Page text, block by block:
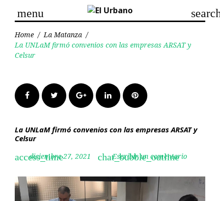
menu
Home / La Matanza /
La UNLaM firmó convenios con las empresas ARSAT y
Celsur
FacebookTwitter Google+LinkedInPinterest
La UNLaM firmó convenios con las empresas ARSAT y
Celsur
access_time
diciembre 27, 2021 chat_bubble_outline
Escribir un comentario